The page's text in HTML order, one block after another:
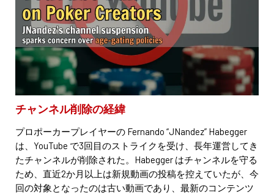
チャンネル削除の経緯
プロポーカープレイヤーの Fernando “JNandez” Habegger
は、YouTube で3回目のストライクを受け、長年運営してき
たチャンネルが削除された。Habegger はチャンネルを守る
ため、直近2か月以上は新規動画の投稿を控えていたが、今
回の対象となったのは古い動画であり、最新のコンテンツ